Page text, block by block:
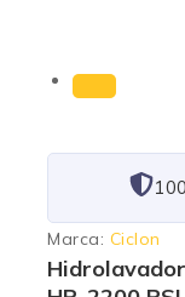
Marca: Ciclon